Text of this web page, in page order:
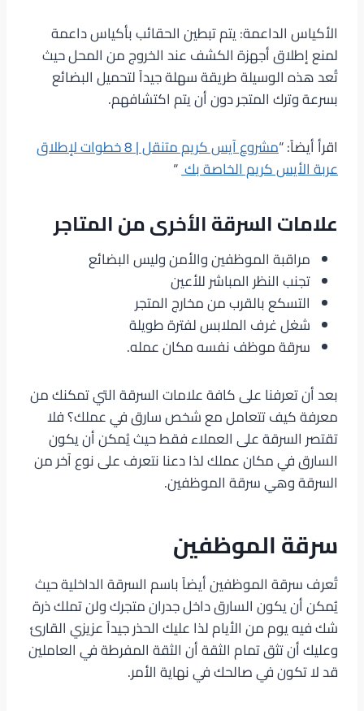
الأكياس الداعمة: يتم تبطين الحقائب بأكياس داعمة
لمنع إطلاق أجهزة الكشف عند الخروج من المحل حيث
تُعد هذه الوسيلة طريقة سهلة جيداً لتحميل البضائع
بسرعة وترك المتجر دون أن يتم اكتشافهم.
اقرأ أيضاً: “
مشروع آيس كريم متنقل | 8 خطوات لإطلاق
عربة الأيس كريم الخاصة بك“
علامات السرقة الأخرى من المتاجر
مراقبة الموظفين والأمن وليس البضائع
تجنب النظر المباشر للأعين
التسكع بالقرب من مخارج المتجر
شغل غرف الملابس لفترة طويلة
سرقة موظف نفسه مكان عمله.
بعد أن تعرفنا على كافة علامات السرقة التي تمكنك من
معرفة كيف تتعامل مع شخص سارق في عملك؟ فلا
تقتصر السرقة على العملاء فقط حيث يُمكن أن يكون
السارق في مكان عملك لذا دعنا نتعرف على نوع آخر من
السرقة وهي سرقة الموظفين.
سرقة الموظفين
تُعرف سرقة الموظفين أيضاً باسم السرقة الداخلية حيث
يُمكن أن يكون السارق داخل جدران متجرك ولن تملك ذرة
شك فيه يوم من الأيام لذا عليك الحذر جيداً عزيزي القارئ
وعليك أن تثق تمام الثقة أن الثقة المفرطة في العاملين
قد لا تكون في صالحك في نهاية الأمر.